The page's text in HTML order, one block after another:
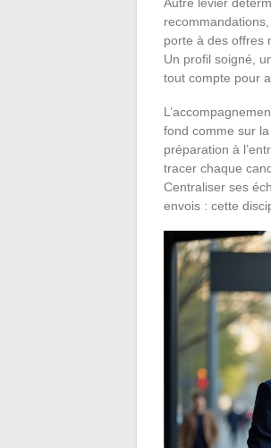
porte à des offres
Un profil soigné,
tout compte pour
fond comme sur
préparation à
tracer chaque
Centraliser ses
envois : cette